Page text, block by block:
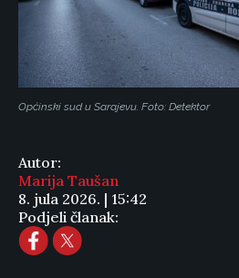
Općinski sud u Sarajevu. Foto: Detektor
Autor:
Marija Taušan
8. jula 2026. | 15:42
Podjeli članak: